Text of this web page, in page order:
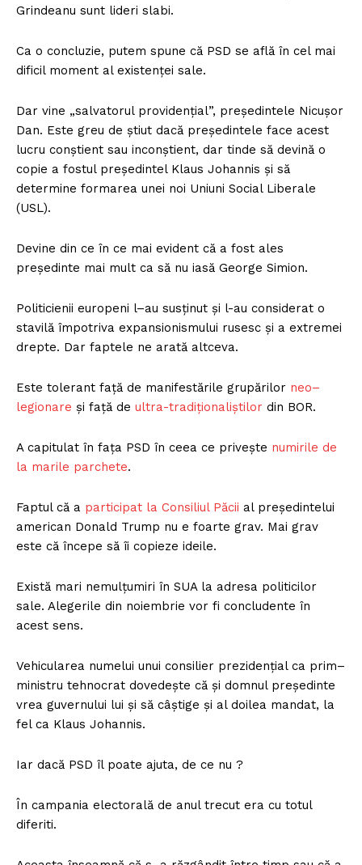
Grindeanu sunt lideri slabi.
Ca o concluzie, putem spune că PSD se află în cel mai
dificil moment al existenței sale.
Dar vine „salvatorul providențial”, președintele Nicușor
Dan. Este greu de știut dacă președintele face acest
lucru conștient sau inconștient, dar tinde să devină o
copie a fostul președintel Klaus Johannis și să
determine formarea unei noi Uniuni Social Liberale
(USL).
Devine din ce în ce mai evident că a fost ales
președinte mai mult ca să nu iasă George Simion.
Politicienii europeni l–au susținut și l-au considerat o
stavilă împotriva expansionismului rusesc și a extremei
drepte. Dar faptele ne arată altceva.
Este tolerant față de manifestările grupărilor neo–
legionare și față de ultra-tradiționaliștilor din BOR.
A capitulat în fața PSD în ceea ce privește numirile de
la marile parchete.
Faptul că a participat la Consiliul Păcii al președintelui
american Donald Trump nu e foarte grav. Mai grav
este că începe să îi copieze ideile.
Există mari nemulțumiri în SUA la adresa politicilor
sale. Alegerile din noiembrie vor fi concludente în
acest sens.
Vehicularea numelui unui consilier prezidențial ca prim–
ministru tehnocrat dovedește că și domnul președinte
vrea guvernului lui și să câștige și al doilea mandat, la
fel ca Klaus Johannis.
Iar dacă PSD îl poate ajuta, de ce nu ?
În campania electorală de anul trecut era cu totul
diferiti.